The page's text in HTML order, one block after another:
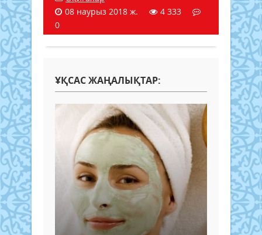
08 наурыз 2018 ж.
4 333
0
ҰҚСАС ЖАҢАЛЫҚТАР: